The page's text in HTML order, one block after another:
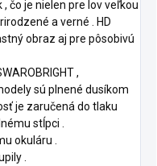
čo je nielen pre lov veľkou
a verné . HD
obraz aj pre pôsobivú
,
sú plnené dusíkom
je zaručená do tlaku
stĺpci .
okuláru .
.